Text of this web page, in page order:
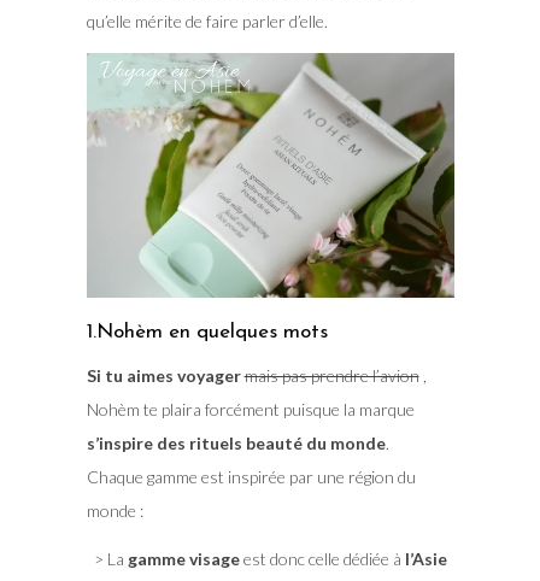
qu’elle mérite de faire parler d’elle.
1.Nohèm en quelques mots
Si tu aimes voyagermais pas prendre l’avion,
Nohèm te plaira forcément puisque la marque
s’inspire des rituels beauté du monde.
Chaque gamme est inspirée par une région du
monde :
> La gamme visageest donc celle dédiée à l’Asie